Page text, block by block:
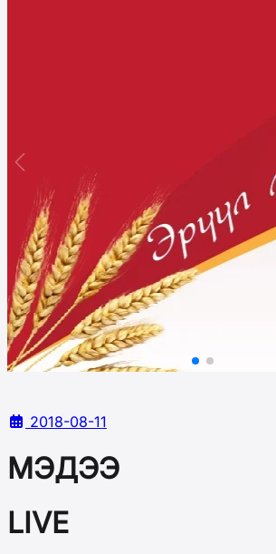
2018-08-11
МЭДЭЭ
LIVE